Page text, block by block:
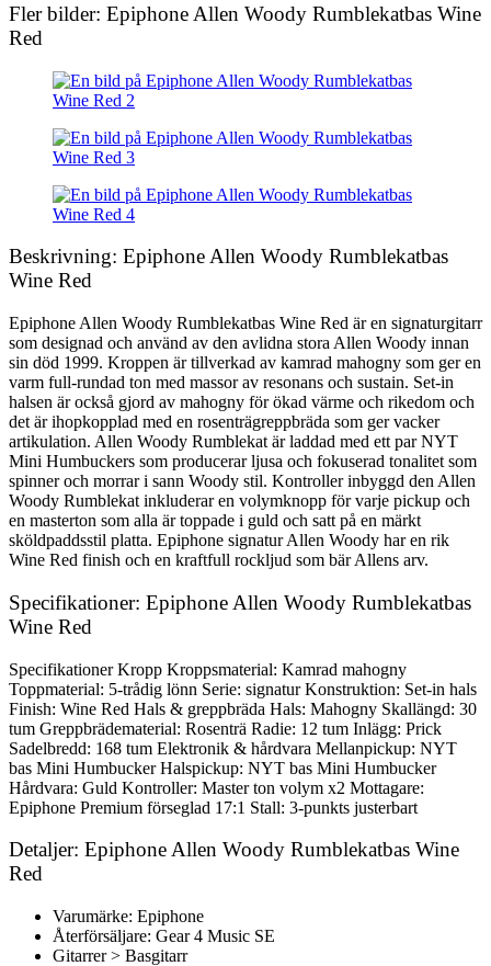
Fler bilder: Epiphone Allen Woody Rumblekatbas Wine
Red
Beskrivning: Epiphone Allen Woody Rumblekatbas
Wine Red
Epiphone Allen Woody Rumblekatbas Wine Red är en signaturgitarr
som designad och använd av den avlidna stora Allen Woody innan
sin död 1999. Kroppen är tillverkad av kamrad mahogny som ger en
varm full-rundad ton med massor av resonans och sustain. Set-in
halsen är också gjord av mahogny för ökad värme och rikedom och
det är ihopkopplad med en rosenträgreppbräda som ger vacker
artikulation. Allen Woody Rumblekat är laddad med ett par NYT
Mini Humbuckers som producerar ljusa och fokuserad tonalitet som
spinner och morrar i sann Woody stil. Kontroller inbyggd den Allen
Woody Rumblekat inkluderar en volymknopp för varje pickup och
en masterton som alla är toppade i guld och satt på en märkt
sköldpaddsstil platta. Epiphone signatur Allen Woody har en rik
Wine Red finish och en kraftfull rockljud som bär Allens arv.
Specifikationer: Epiphone Allen Woody Rumblekatbas
Wine Red
Specifikationer Kropp Kroppsmaterial: Kamrad mahogny
Toppmaterial: 5-trådig lönn Serie: signatur Konstruktion: Set-in hals
Finish: Wine Red Hals & greppbräda Hals: Mahogny Skallängd: 30
tum Greppbrädematerial: Rosenträ Radie: 12 tum Inlägg: Prick
Sadelbredd: 168 tum Elektronik & hårdvara Mellanpickup: NYT
bas Mini Humbucker Halspickup: NYT bas Mini Humbucker
Hårdvara: Guld Kontroller: Master ton volym x2 Mottagare:
Epiphone Premium förseglad 17:1 Stall: 3-punkts justerbart
Detaljer: Epiphone Allen Woody Rumblekatbas Wine
Red
Varumärke: Epiphone
Återförsäljare: Gear 4 Music SE
Gitarrer > Basgitarr